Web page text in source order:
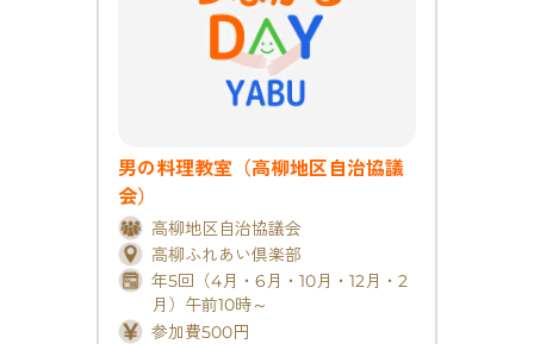
男の料理教室（高柳地区自治協議
会）
高柳地区自治協議会
高柳ふれあい倶楽部
年5回（4月・6月・10月・12月・2
月）午前10時～
参加費500円